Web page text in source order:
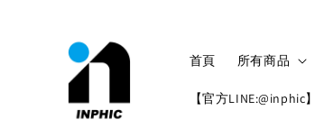
首頁 所有商品
【官方LINE:@inphic】